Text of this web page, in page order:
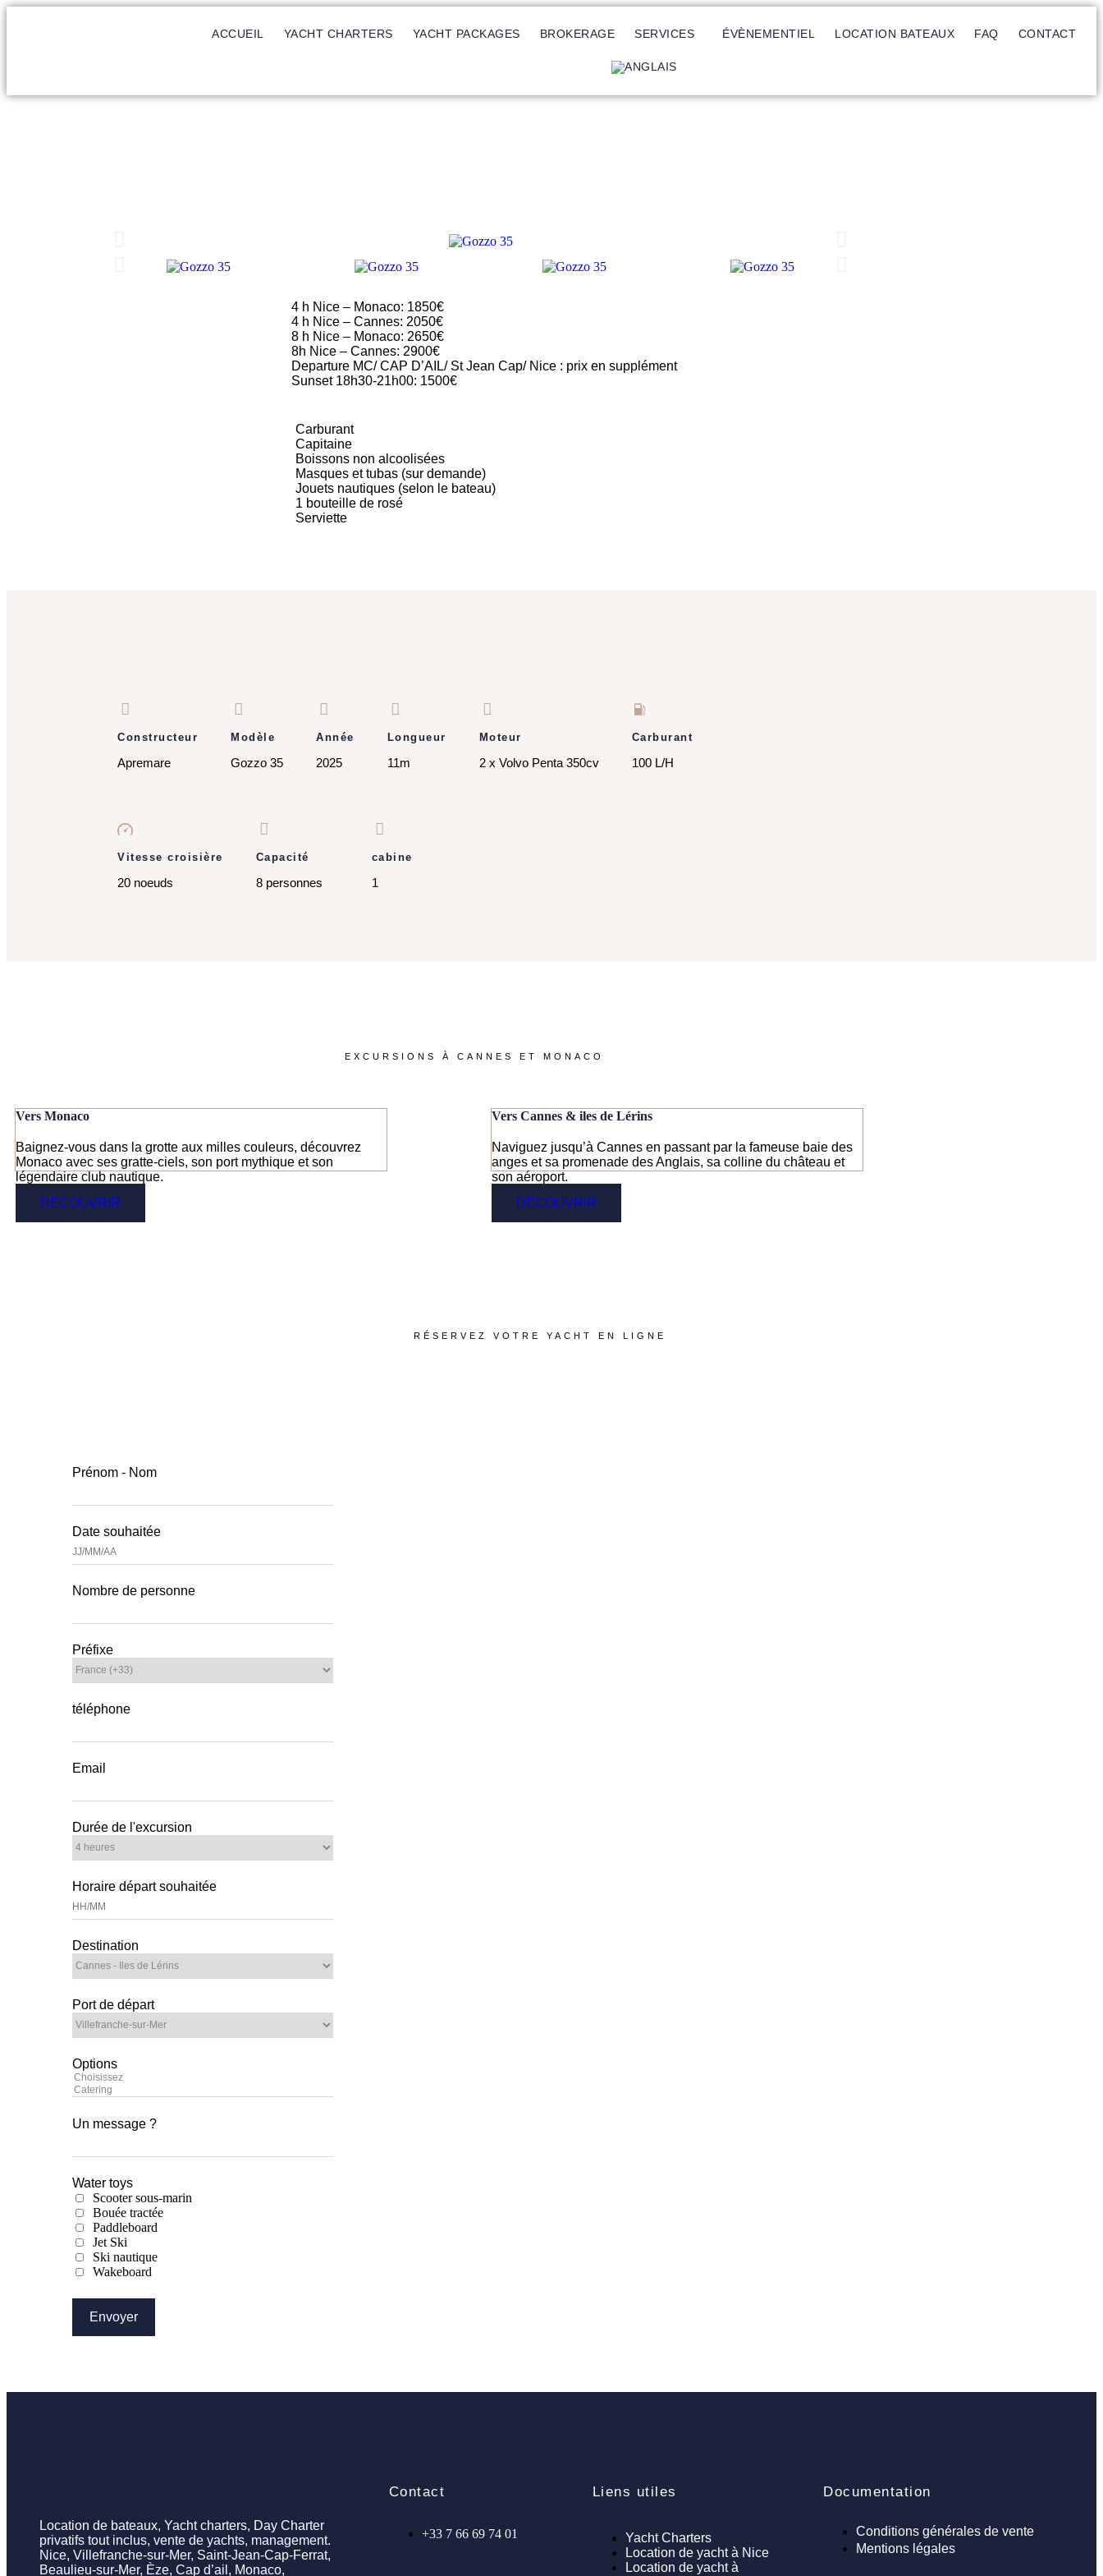
ACCUEIL YACHT CHARTERS YACHT PACKAGES BROKERAGE SERVICES ÉVÈNEMENTIEL LOCATION BATEAUX FAQ CONTACT
4 h Nice – Monaco: 1850€
4 h Nice – Cannes: 2050€
8 h Nice – Monaco: 2650€
8h Nice – Cannes: 2900€
Departure MC/ CAP D’AIL/ St Jean Cap/ Nice : prix en supplément
Sunset 18h30-21h00: 1500€
Carburant
Capitaine
Boissons non alcoolisées
Masques et tubas (sur demande)
Jouets nautiques (selon le bateau)
1 bouteille de rosé
Serviette
Constructeur
Apremare
Modèle
Gozzo 35
Année
2025
Longueur
11m
Moteur
2 x Volvo Penta 350cv
Carburant
100 L/H
Vitesse croisière
20 noeuds
Capacité
8 personnes
cabine
1
EXCURSIONS À CANNES ET MONACO
Vers Monaco
Baignez-vous dans la grotte aux milles couleurs, découvrez
Monaco avec ses gratte-ciels, son port mythique et son
légendaire club nautique.
DÉCOUVRIR
Vers Cannes & iles de Lérins
Naviguez jusqu’à Cannes en passant par la fameuse baie des
anges et sa promenade des Anglais, sa colline du château et
son aéroport.
DÉCOUVRIR
RÉSERVEZ VOTRE YACHT EN LIGNE
Prénom - Nom
Date souhaitée
Nombre de personne
Préfixe
téléphone
Email
Durée de l'excursion
Horaire départ souhaitée
Destination
Port de départ
Options
Un message ?
Water toys
Scooter sous-marin
Bouée tractée
Paddleboard
Jet Ski
Ski nautique
Wakeboard
Envoyer
Location de bateaux, Yacht charters, Day Charter
privatifs tout inclus, vente de yachts, management.
Nice, Villefranche-sur-Mer, Saint-Jean-Cap-Ferrat,
Beaulieu-sur-Mer, Èze, Cap d’ail, Monaco,
Contact
+33 7 66 69 74 01
Liens utiles
Yacht Charters
Location de yacht à Nice
Location de yacht à
Documentation
Conditions générales de vente
Mentions légales